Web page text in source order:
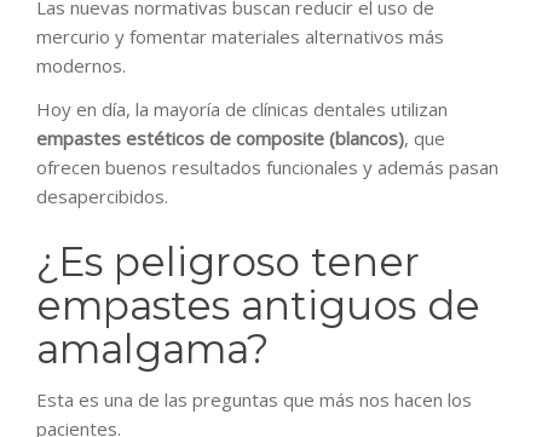
Las nuevas normativas buscan reducir el uso de
mercurio y fomentar materiales alternativos más
modernos.
Hoy en día, la mayoría de clínicas dentales utilizan
empastes estéticos de composite (blancos), que
ofrecen buenos resultados funcionales y además pasan
desapercibidos.
¿Es peligroso tener
empastes antiguos de
amalgama?
Esta es una de las preguntas que más nos hacen los
pacientes.